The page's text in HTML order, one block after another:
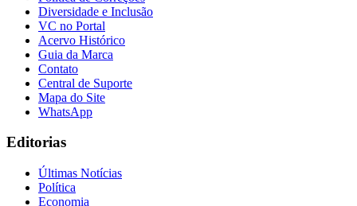
Diversidade e Inclusão
VC no Portal
Acervo Histórico
Guia da Marca
Contato
Central de Suporte
Mapa do Site
WhatsApp
Editorias
Últimas Notícias
Política
Economia